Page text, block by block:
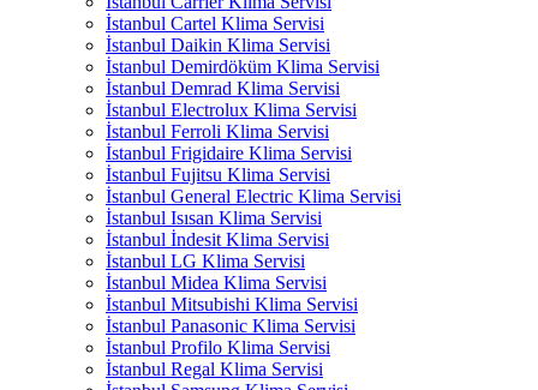
İstanbul Cartel Klima Servisi
İstanbul Daikin Klima Servisi
İstanbul Demirdöküm Klima Servisi
İstanbul Demrad Klima Servisi
İstanbul Electrolux Klima Servisi
İstanbul Ferroli Klima Servisi
İstanbul Frigidaire Klima Servisi
İstanbul Fujitsu Klima Servisi
İstanbul General Electric Klima Servisi
İstanbul Isısan Klima Servisi
İstanbul İndesit Klima Servisi
İstanbul LG Klima Servisi
İstanbul Midea Klima Servisi
İstanbul Mitsubishi Klima Servisi
İstanbul Panasonic Klima Servisi
İstanbul Profilo Klima Servisi
İstanbul Regal Klima Servisi